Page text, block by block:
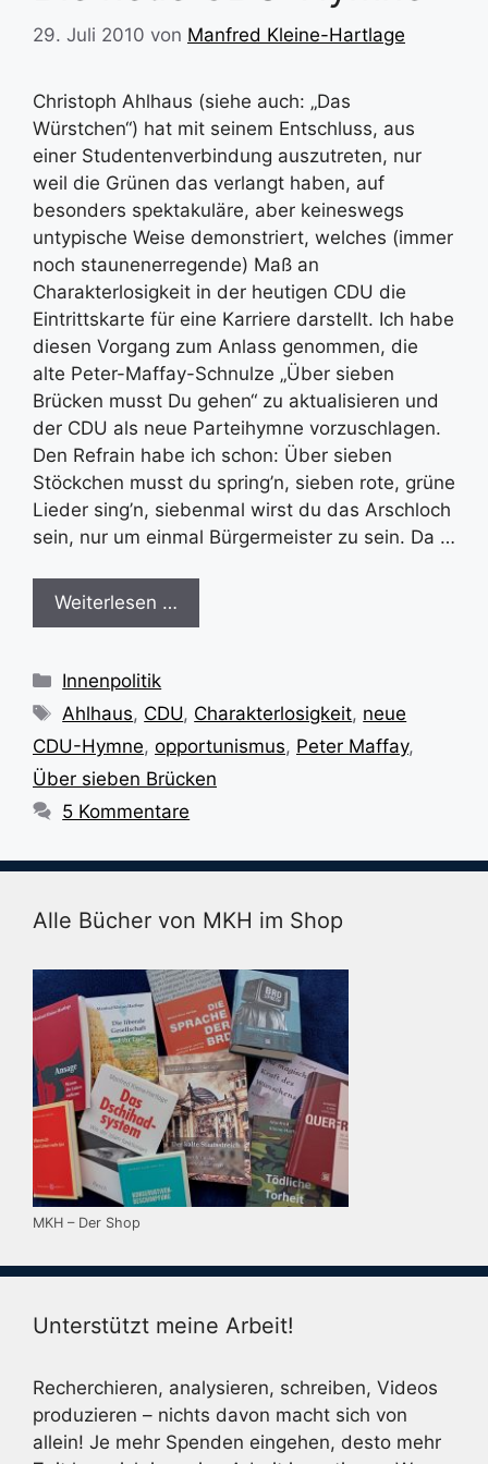
29. Juli 2010 von Manfred Kleine-Hartlage
Christoph Ahlhaus (siehe auch: „Das
Würstchen“) hat mit seinem Entschluss, aus
einer Studentenverbindung auszutreten, nur
weil die Grünen das verlangt haben, auf
besonders spektakuläre, aber keineswegs
untypische Weise demonstriert, welches (immer
noch staunenerregende) Maß an
Charakterlosigkeit in der heutigen CDU die
Eintrittskarte für eine Karriere darstellt. Ich habe
diesen Vorgang zum Anlass genommen, die
alte Peter-Maffay-Schnulze „Über sieben
Brücken musst Du gehen“ zu aktualisieren und
der CDU als neue Parteihymne vorzuschlagen.
Den Refrain habe ich schon: Über sieben
Stöckchen musst du spring’n, sieben rote, grüne
Lieder sing’n, siebenmal wirst du das Arschloch
sein, nur um einmal Bürgermeister zu sein. Da …
Weiterlesen …
Kategorien
Innenpolitik
Schlagwörter
Ahlhaus, CDU, Charakterlosigkeit, neue
CDU-Hymne, opportunismus, Peter Maffay,
Über sieben Brücken
5 Kommentare
Alle Bücher von MKH im Shop
MKH – Der Shop
Unterstützt meine Arbeit!
Recherchieren, analysieren, schreiben, Videos
produzieren – nichts davon macht sich von
allein! Je mehr Spenden eingehen, desto mehr